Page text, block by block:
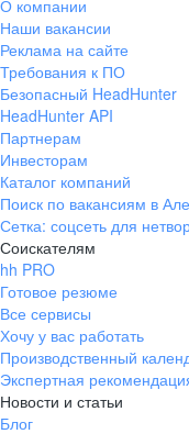
О компании
Наши вакансии
Реклама на сайте
Требования к ПО
Безопасный HeadHunter
HeadHunter API
Партнерам
Инвесторам
Каталог компаний
Поиск по вакансиям в
Сетка: соцсеть для
Соискателям
hh PRO
Готовое резюме
Все сервисы
Хочу у вас работать
Производственный
Экспертная
Новости и статьи
Блог